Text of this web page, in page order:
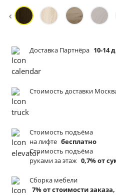
Доставка Партнёра 10-14
Стоимость доставки
Стоимость подъёма
на лифте бесплатно
Стоимость подъёма
руками за этаж 0,7% от
Сборка мебели
7% от стоимости